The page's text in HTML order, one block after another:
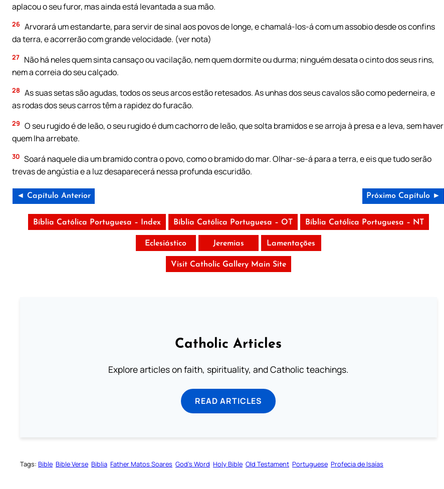
aplacou o seu furor, mas ainda está levantada a sua mão.
26 Arvorará um estandarte, para servir de sinal aos povos de longe, e chamalá-los-á com um assobio desde os confins
da terra, e acorrerão com grande velocidade. (ver nota)
27 Não há neles quem sinta cansaço ou vacilação, nem quem dormite ou durma; ninguém desata o cinto dos seus rins,
nem a correia do seu calçado.
28 As suas setas são agudas, todos os seus arcos estão retesados. As unhas dos seus cavalos são como pederneira, e
as rodas dos seus carros têm a rapidez do furacão.
29 O seu rugido é de leão, o seu rugido é dum cachorro de leão, que solta bramidos e se arroja à presa e a leva, sem haver
quem lha arrebate.
30 Soará naquele dia um bramido contra o povo, como o bramido do mar. Olhar-se-á para a terra, e eis que tudo serão
trevas de angústia e a luz desaparecerá nessa profunda escuridão.
◄ Capítulo Anterior Próximo Capítulo ►
Bíblia Católica Portuguesa – Index Bíblia Católica Portuguesa – OT Bíblia Católica Portuguesa – NT
Eclesiástico Jeremias Lamentações
Visit Catholic Gallery Main Site
Catholic Articles
Explore articles on faith, spirituality, and Catholic teachings.
READ ARTICLES
Tags: Bible Bible Verse Biblia Father Matos Soares God’s Word Holy Bible Old Testament Portuguese Profecia de Isaías